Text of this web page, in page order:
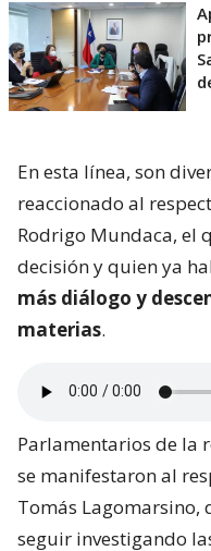
En esta línea, son
reaccionado al
Rodrigo Mundaca, el
decisión y quien ya
más diálogo y
materias.
Parlamentarios de la
se manifestaron al
Tomás Lagomarsino,
seguir investigando